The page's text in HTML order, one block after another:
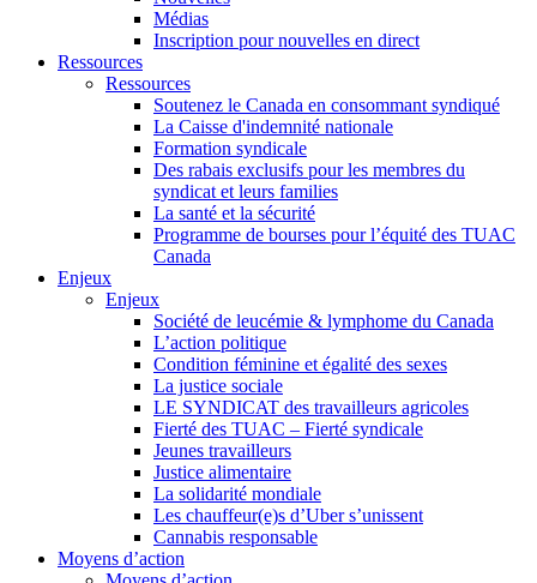
Médias
Inscription pour nouvelles en direct
Ressources
Ressources
Soutenez le Canada en consommant syndiqué
La Caisse d'indemnité nationale
Formation syndicale
Des rabais exclusifs pour les membres du
syndicat et leurs families
La santé et la sécurité
Programme de bourses pour l’équité des TUAC
Canada
Enjeux
Enjeux
Société de leucémie & lymphome du Canada
L’action politique
Condition féminine et égalité des sexes
La justice sociale
LE SYNDICAT des travailleurs agricoles
Fierté des TUAC – Fierté syndicale
Jeunes travailleurs
Justice alimentaire
La solidarité mondiale
Les chauffeur(e)s d’Uber s’unissent
Cannabis responsable
Moyens d’action